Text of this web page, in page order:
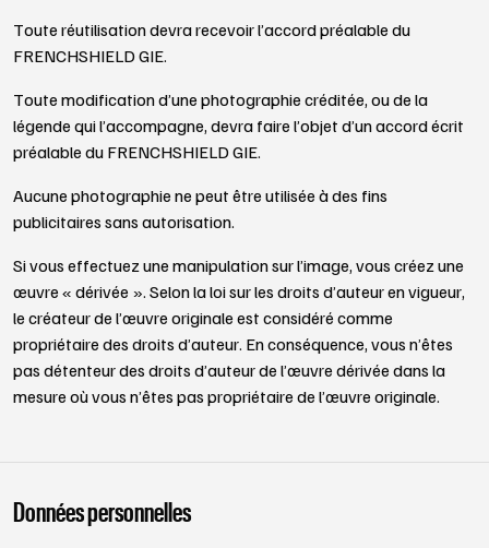
Toute réutilisation devra recevoir l’accord préalable du
FRENCHSHIELD GIE.
Toute modification d’une photographie créditée, ou de la
légende qui l’accompagne, devra faire l’objet d’un accord écrit
préalable du FRENCHSHIELD GIE.
Aucune photographie ne peut être utilisée à des fins
publicitaires sans autorisation.
Si vous effectuez une manipulation sur l’image, vous créez une
œuvre « dérivée ». Selon la loi sur les droits d’auteur en vigueur,
le créateur de l’œuvre originale est considéré comme
propriétaire des droits d’auteur. En conséquence, vous n’êtes
pas détenteur des droits d’auteur de l’œuvre dérivée dans la
mesure où vous n’êtes pas propriétaire de l’œuvre originale.
Données personnelles